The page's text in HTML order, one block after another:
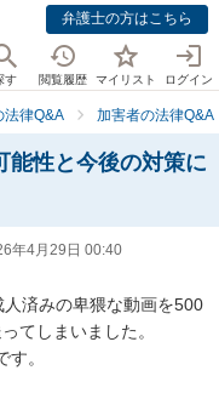
弁護士の方はこちら
す 閲覧履歴 マイリスト ログイン
法律Q&A 加害者の法律Q&A
能性と今後の対策に
年4月29日 00:40
済みの卑猥な動画を500
てしまいました。
。